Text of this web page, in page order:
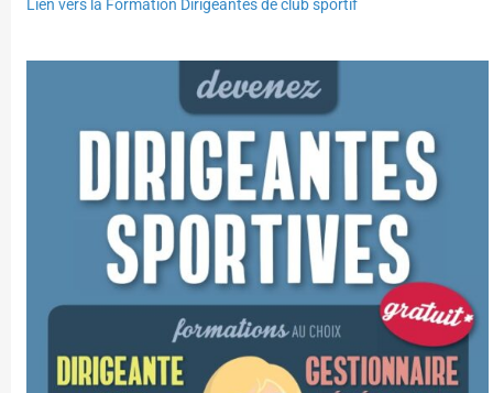
Lien vers la Formation Dirigeantes de club sportif